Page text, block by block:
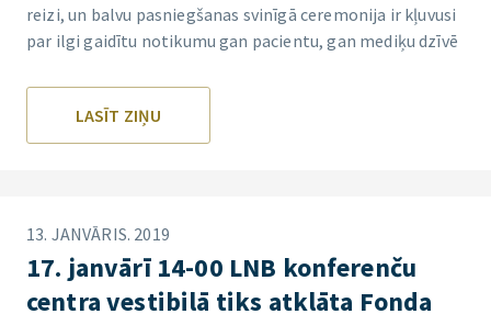
reizi, un balvu pasniegšanas svinīgā ceremonija ir kļuvusi
par ilgi gaidītu notikumu gan pacientu, gan mediķu dzīvē
LASĪT ZIŅU
13. JANVĀRIS. 2019
17. janvārī 14-00 LNB konferenču
centra vestibilā tiks atklāta Fonda